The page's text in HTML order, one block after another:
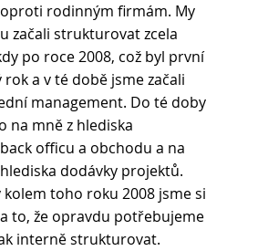
rodinným firmám. My
začali strukturovat zcela
po roce 2008, což byl první
rok a v té době jsme začali
management. Do té doby
na mně z hlediska
officu a obchodu a na
dodávky projektů.
kolem toho roku 2008 jsme si
to, že opravdu potřebujeme
interně strukturovat.